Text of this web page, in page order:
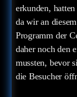
erkunden,
da wir an
Programm der
daher noch den
mussten, bevor
die Besucher